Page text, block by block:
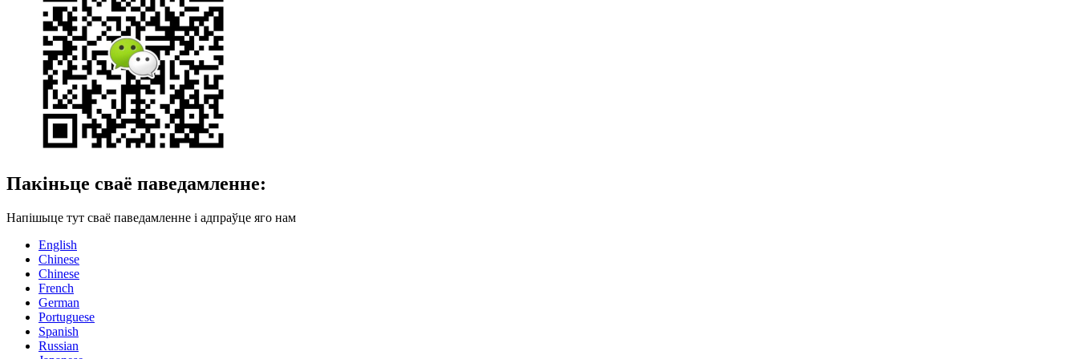
Пакіньце сваё паведамленне:
Напішыце тут сваё паведамленне і адпраўце яго нам
English
Chinese
Chinese
French
German
Portuguese
Spanish
Russian